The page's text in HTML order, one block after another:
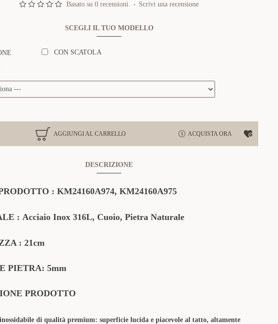
Basato su 0 recensioni. - Scrivi una recensione
SCEGLI IL TUO MODELLO
CON SCATOLA
AGGIUNGI AL CARRELLO ACQUISTA ORA
DESCRIZIONE
: KM24160A974, KM24160A975
: Acciaio Inox 316L, Cuoio, Pietra Naturale
: 21cm
PIETRA: 5mm
PRODOTTO
di qualità premium: superficie lucida e piacevole al tatto, altamente